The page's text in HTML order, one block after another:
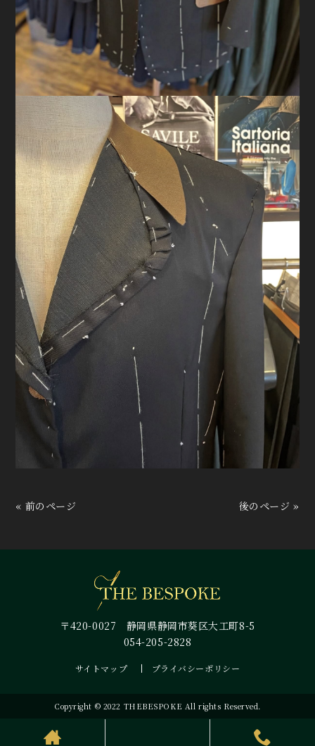
« 前のページ 後のページ »
〒420-0027 静岡県静岡市葵区大工町8-5
054-205-2828
サイトマップ プライバシーポリシー
Copyright © 2022 THEBESPOKE All rights Reserved.